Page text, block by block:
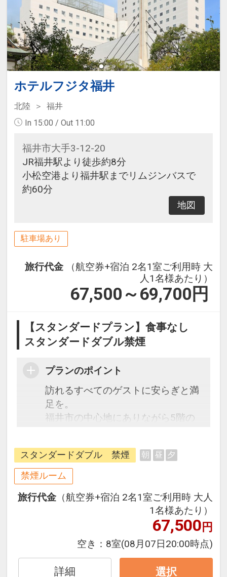
ホテルフジタ福井
北陸
福井
In 15:00 / Out 11:00
福井市大手3-12-20
JR福井駅より徒歩約8分
小松空港より福井駅までリムジンバスで
約60分
地図
駐車場あり
旅行代金
（航空券+宿泊 2名1室ご利用時 大
人1名様あたり）
67,500～69,700 円
【スタンダードプラン】食事なし
スタンダードダブル禁煙
プランのポイント
訪れるすべてのゲストに安らぎと満
足を。
福井市の中心地にありながら5階の
な緑を感じることが出来るロケーシ
ョン。
ビジネスの拠点や歴史散策・グルメ
巡りに最適。
スタンダードダブル 禁煙 朝 昼 夕
禁煙ルーム
旅行代金 （航空券+宿泊 2名1室ご利用時 大人
1名様あたり）
67,500円
空き： 8室(08月07日20:00時点)
詳細 選択